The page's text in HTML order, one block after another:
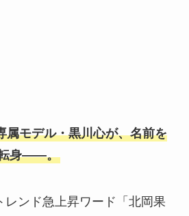
属モデル・黒川心が、名前を
転身――。
レンド急上昇ワード「北岡果